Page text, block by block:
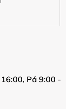
Pá 9:00 -